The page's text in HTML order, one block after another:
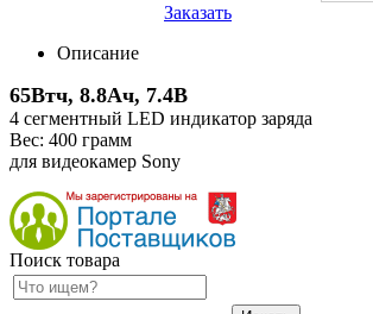
Заказать
Описание
65Втч, 8.8Aч, 7.4В
4 сегментный LED индикатор заряда
Вес: 400 грамм
для видеокамер Sony
Поиск товара